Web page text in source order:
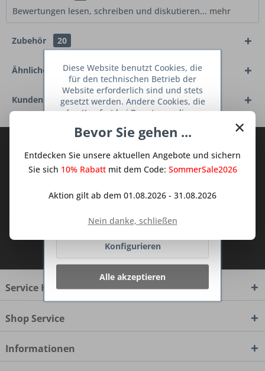
Bewertungen lesen, schreiben und diskutieren... mehr
Zubehör 20
Ähnliche Artikel
Kunden haben sich ebenfalls angesehen
TraumKüche Newsletter und verpassen
Sie keine Neuigkeit oder Aktion mehr aus
Ich habe dieDatenschutzbestimmungen
zur Kenntnis genommen.
Service Hotline
Shop Service
Informationen
×
Bevor Sie gehen ...
Entdecken Sie unsere aktuellen Angebote und sichern
Sie sich 10% Rabattmit dem Code: SommerSale2026
Aktion gilt ab dem 01.08.2026 - 31.08.2026
Nein danke, schließen
Diese Website benutzt Cookies, die
für den technischen Betrieb der
Website erforderlich sind und stets
gesetzt werden. Andere Cookies, die
den Komfort bei Benutzung dieser
dienen oder die Interaktion mit
Netzwerken vereinfachen sollen,
werden nur mit Ihrer Zustimmung
Ablehnen
Konfigurieren
Alle akzeptieren